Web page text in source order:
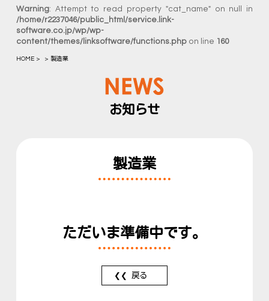
Warning: Attempt to read property "cat_name" on null in
/home/r2237046/public_html/service.link-
software.co.jp/wp/wp-
content/themes/linksoftware/functions.phpon line 160
HOME 製造業
お知らせ
製造業
ただいま準備中です。
戻る